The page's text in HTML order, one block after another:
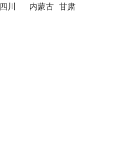
四川 内蒙古 甘肃